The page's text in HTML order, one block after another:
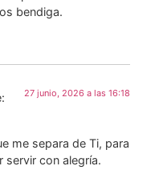
bendiga.
27 junio, 2026 a las 16:18
me separa de Ti, para
servir con alegría.